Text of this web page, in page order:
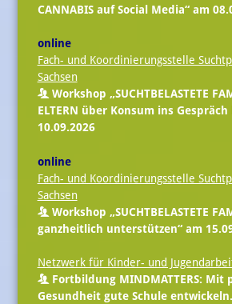
CANNABIS auf Social Media“ am
online
Fach- und Koordinierungsstelle
Sachsen
Workshop „SUCHTBELASTETE
ELTERN über Konsum ins
10.09.2026
online
Fach- und Koordinierungsstelle
Sachsen
Workshop „SUCHTBELASTETE
ganzheitlich unterstützen“ am
Netzwerk für Kinder- und
Fortbildung MINDMATTERS: Mit
Gesundheit gute Schule